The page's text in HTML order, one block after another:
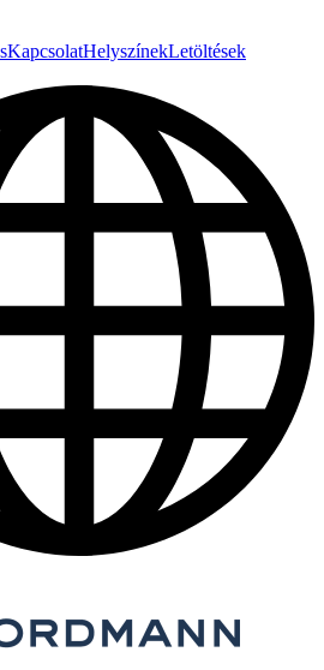
KapcsolatHelyszínekLetöltések